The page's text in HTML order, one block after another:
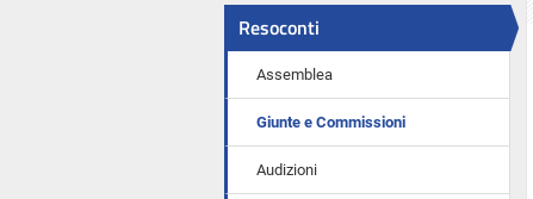
Resoconti
Assemblea
Giunte e Commissioni
Audizioni